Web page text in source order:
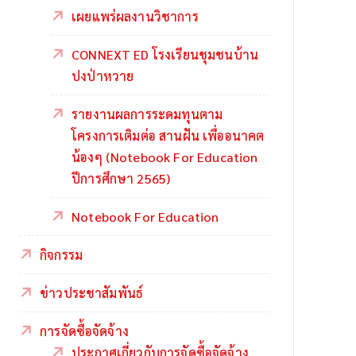
เผยแพร่ผลงานวิชาการ
CONNEXT ED โรงเรียนชุมชนบ้าน
ปงป่าหวาย
รายงานผลการระดมทุนตาม
โครงการเติมต่อ สานฝัน เพื่ออนาคต
น้องๆ (Notebook For Education
ปีการศึกษา 2565)
Notebook For Education
กิจกรรม
ข่าวประชาสัมพันธ์
การจัดซื้อจัดจ้าง
ประกาศเกี่ยวกับการจัดซื้อจัดจ้าง